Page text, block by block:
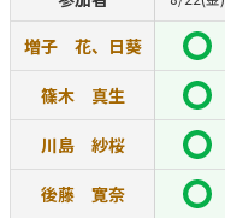
増子 花、日葵
篠木 真生
川島 紗桜
後藤 寛奈